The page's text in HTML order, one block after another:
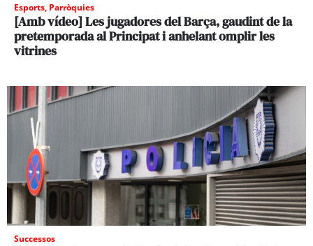
Esports, Parròquies
[Amb vídeo] Les jugadores del Barça, gaudint de la
pretemporada al Principat i anhelant omplir les
vitrines
Successos